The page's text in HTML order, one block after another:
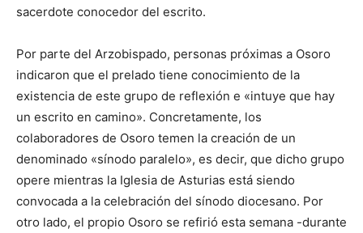
sacerdote conocedor del escrito.
Por parte del Arzobispado, personas próximas a Osoro
indicaron que el prelado tiene conocimiento de la
existencia de este grupo de reflexión e «intuye que hay
un escrito en camino». Concretamente, los
colaboradores de Osoro temen la creación de un
denominado «sínodo paralelo», es decir, que dicho grupo
opere mientras la Iglesia de Asturias está siendo
convocada a la celebración del sínodo diocesano. Por
otro lado, el propio Osoro se refirió esta semana -durante